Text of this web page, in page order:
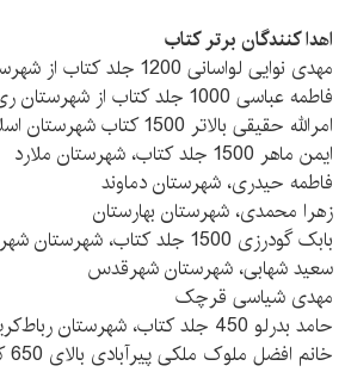
اهدا‌ کنندگان برتر کتاب
مهدی نوایی لواسانی 1200 جلد کتاب از شهرستان شمیرانات
فاطمه عباسی 1000 جلد کتاب از شهرستان ری
امرالله حقیقی بالاتر 1500 کتاب شهرستان اسلامشهر
ایمن ماهر 1500 جلد کتاب، شهرستان ملارد
فاطمه حیدری، شهرستان دماوند
زهرا محمدی، شهرستان بهارستان
بابک گودرزی 1500 جلد کتاب، شهرستان شهریار
سعید شهابی، شهرستان شهرقدس
مهدی شیاسی قرچک
حامد بدرلو 450 جلد کتاب، شهرستان رباط‌کریم
خانم افضل ملوک ملکی پیرآبادی بالای 650 کتاب شهرستان پردیس